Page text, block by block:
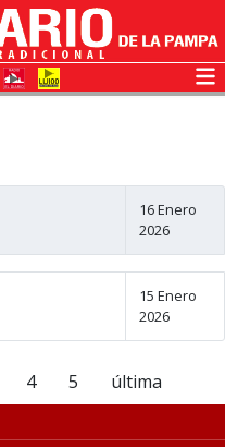
16 Enero
2026
15 Enero
2026
4 5 última